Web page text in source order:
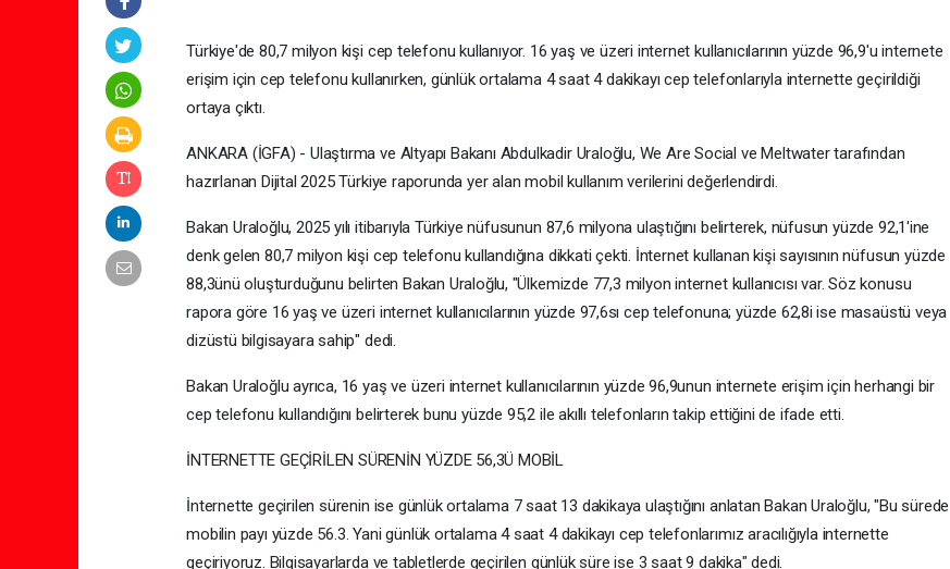
Türkiye'de 80,7 milyon kişi cep telefonu kullanıyor. 16 yaş ve üzeri internet kullanıcılarının yüzde 96,9'u internete
erişim için cep telefonu kullanırken, günlük ortalama 4 saat 4 dakikayı cep telefonlarıyla internette geçirildiği
ortaya çıktı.
ANKARA (İGFA) - Ulaştırma ve Altyapı Bakanı Abdulkadir Uraloğlu, We Are Social ve Meltwater tarafından
hazırlanan Dijital 2025 Türkiye raporunda yer alan mobil kullanım verilerini değerlendirdi.
Bakan Uraloğlu, 2025 yılı itibarıyla Türkiye nüfusunun 87,6 milyona ulaştığını belirterek, nüfusun yüzde 92,1'ine
denk gelen 80,7 milyon kişi cep telefonu kullandığına dikkati çekti. İnternet kullanan kişi sayısının nüfusun yüzde
88,3ünü oluşturduğunu belirten Bakan Uraloğlu, "Ülkemizde 77,3 milyon internet kullanıcısı var. Söz konusu
rapora göre 16 yaş ve üzeri internet kullanıcılarının yüzde 97,6sı cep telefonuna; yüzde 62,8i ise masaüstü veya
dizüstü bilgisayara sahip" dedi.
Bakan Uraloğlu ayrıca, 16 yaş ve üzeri internet kullanıcılarının yüzde 96,9unun internete erişim için herhangi bir
cep telefonu kullandığını belirterek bunu yüzde 95,2 ile akıllı telefonların takip ettiğini de ifade etti.
İNTERNETTE GEÇİRİLEN SÜRENİN YÜZDE 56,3Ü MOBİL
İnternette geçirilen sürenin ise günlük ortalama 7 saat 13 dakikaya ulaştığını anlatan Bakan Uraloğlu, "Bu sürede
mobilin payı yüzde 56.3. Yani günlük ortalama 4 saat 4 dakikayı cep telefonlarımız aracılığıyla internette
geçiriyoruz. Bilgisayarlarda ve tabletlerde geçirilen günlük süre ise 3 saat 9 dakika" dedi.